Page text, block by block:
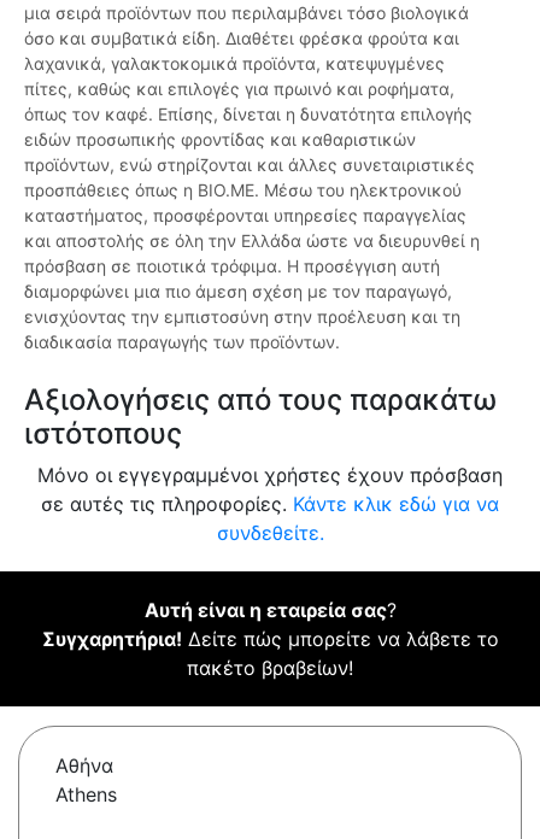
μια σειρά προϊόντων που περιλαμβάνει τόσο βιολογικά
όσο και συμβατικά είδη. Διαθέτει φρέσκα φρούτα και
λαχανικά, γαλακτοκομικά προϊόντα, κατεψυγμένες
πίτες, καθώς και επιλογές για πρωινό και ροφήματα,
όπως τον καφέ. Επίσης, δίνεται η δυνατότητα επιλογής
ειδών προσωπικής φροντίδας και καθαριστικών
προϊόντων, ενώ στηρίζονται και άλλες συνεταιριστικές
προσπάθειες όπως η ΒΙΟ.ΜΕ. Μέσω του ηλεκτρονικού
καταστήματος, προσφέρονται υπηρεσίες παραγγελίας
και αποστολής σε όλη την Ελλάδα ώστε να διευρυνθεί η
πρόσβαση σε ποιοτικά τρόφιμα. Η προσέγγιση αυτή
διαμορφώνει μια πιο άμεση σχέση με τον παραγωγό,
ενισχύοντας την εμπιστοσύνη στην προέλευση και τη
διαδικασία παραγωγής των προϊόντων.
Αξιολογήσεις από τους παρακάτω
ιστότοπους
Μόνο οι εγγεγραμμένοι χρήστες έχουν πρόσβαση
σε αυτές τις πληροφορίες. Κάντε κλικ εδώ για να
συνδεθείτε.
Αυτή είναι η εταιρεία σας?
Συγχαρητήρια! Δείτε πώς μπορείτε να λάβετε το
πακέτο βραβείων!
Αθήνα
Athens